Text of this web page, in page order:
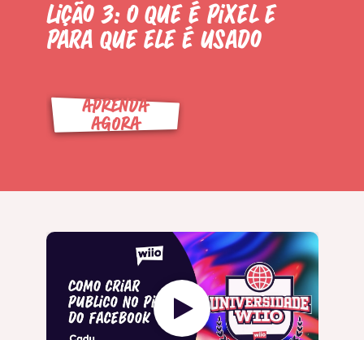
Lição 3: O que é pixel e
para que ele é usado
APRENDA
AGORA